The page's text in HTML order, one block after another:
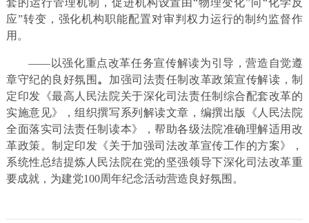
套的运行管理机制，促进机构设置由“物理变化”向“化学反
应”转变，强化机构职能配置对审判权力运行的制约监督作
用。
——以强化重点改革任务宣传解读为引导，营造自觉遵
章守纪的良好氛围 。 加强司法责任制改革政策宣传解读，制
定印发《最高人民法院关于深化司法责任制综合配套改革的
实施意见》，组织撰写系列解读文章，编撰出版《人民法院
全面落实司法责任制读本》，帮助各级法院准确理解适用改
革政策。制定印发《关于加强司法改革宣传工作的方案》，
系统性总结提炼人民法院在党的坚强领导下深化司法改革重
要成就，为建党100周年纪念活动营造良好氛围。